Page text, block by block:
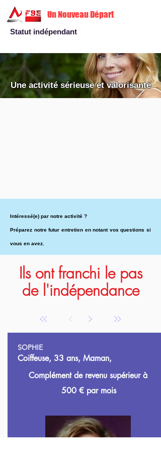
Un Nouveau Départ
Statut indépendant
Une activité sérieuse et valorisante
Intéressé(e) par notre activité ?
Préparez notre futur entretien en notant vos questions si
vous en avez.
Ils ont franchi le pas
de l'indépendance
SOPHIE
Coiffeuse, 33 ans, Maman,
Complément de revenu supérieur à
500 € par mois